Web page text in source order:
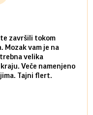
završili tokom
Mozak vam je na
velika
Veče namenjeno
Tajni flert.